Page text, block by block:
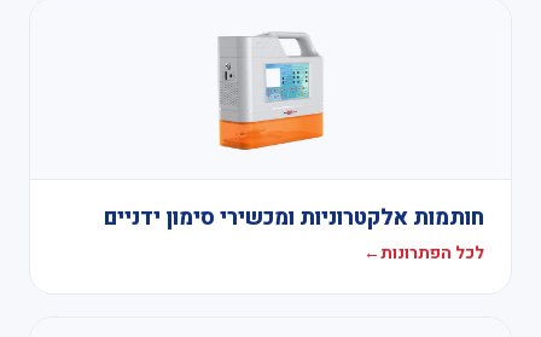
חותמות אלקטרוניות ומכשירי סימון ידניים
לכל הפתרונות←